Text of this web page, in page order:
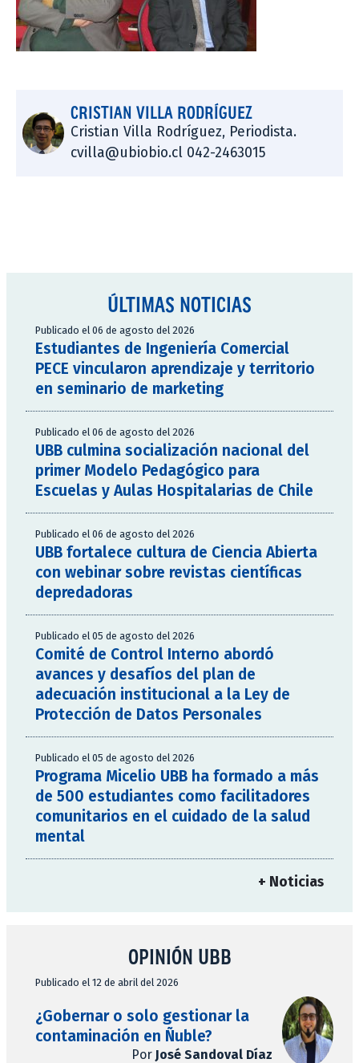
CRISTIAN VILLA RODRÍGUEZ
Cristian Villa Rodríguez, Periodista.
cvilla@ubiobio.cl 042-2463015
ÚLTIMAS NOTICIAS
Publicado el 06 de agosto del 2026
Estudiantes de Ingeniería Comercial
PECE vincularon aprendizaje y territorio
en seminario de marketing
Publicado el 06 de agosto del 2026
UBB culmina socialización nacional del
primer Modelo Pedagógico para
Escuelas y Aulas Hospitalarias de Chile
Publicado el 06 de agosto del 2026
UBB fortalece cultura de Ciencia Abierta
con webinar sobre revistas científicas
depredadoras
Publicado el 05 de agosto del 2026
Comité de Control Interno abordó
avances y desafíos del plan de
adecuación institucional a la Ley de
Protección de Datos Personales
Publicado el 05 de agosto del 2026
Programa Micelio UBB ha formado a más
de 500 estudiantes como facilitadores
comunitarios en el cuidado de la salud
mental
+ Noticias
OPINIÓN UBB
Publicado el 12 de abril del 2026
¿Gobernar o solo gestionar la
contaminación en Ñuble?
Por José Sandoval Díaz